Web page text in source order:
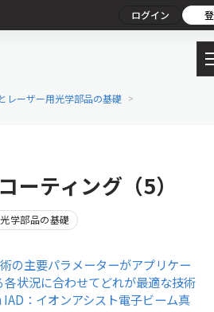
ログイン
レーザー用光学部品の基礎
ーティング（5）
学部品の基礎